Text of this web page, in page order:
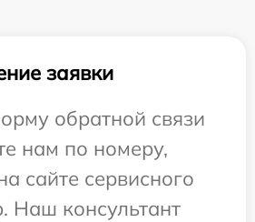
заявки
обратной связи
нам по номеру,
сайте сервисного
Наш консультант